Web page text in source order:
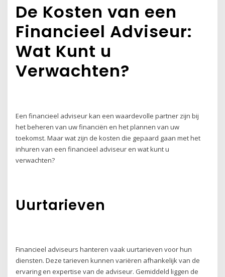
De Kosten van een
Financieel Adviseur:
Wat Kunt u
Verwachten?
Een financieel adviseur kan een waardevolle partner zijn bij
het beheren van uw financiën en het plannen van uw
toekomst. Maar wat zijn de kosten die gepaard gaan met het
inhuren van een financieel adviseur en wat kunt u
verwachten?
Uurtarieven
Financieel adviseurs hanteren vaak uurtarieven voor hun
diensten. Deze tarieven kunnen variëren afhankelijk van de
ervaring en expertise van de adviseur. Gemiddeld liggen de